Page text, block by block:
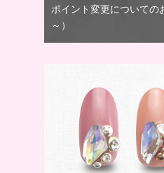
ポイント変更について
～）